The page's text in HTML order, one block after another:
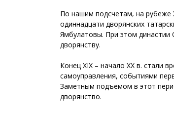
По нашим подсчетам, на рубеже
одиннадцати дворянских
Ямбулатовы. При этом династии
дворянству.
Конец XIX – начало XX в. стали
самоуправления, событиями
Заметным подъемом в этот
дворянство.